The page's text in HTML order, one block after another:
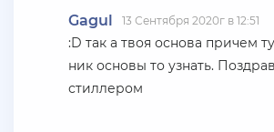
+ 10 руб 06 Июля 2026г в 20:15
jagermeister
Gagul 13 Сентября 2020г в 12:51
:D так а твоя основа причем
ник основы то узнать.
стиллером